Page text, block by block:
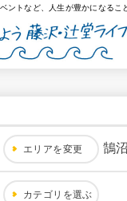
ントなど、人生が豊かになるこ
エリアを変更 鵠
カテゴリを選ぶ